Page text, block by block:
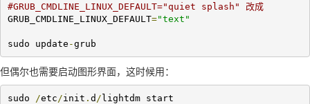
#GRUB_CMDLINE_LINUX_DEFAULT="quiet splash" 改成
GRUB_CMDLINE_LINUX_DEFAULT="text"
sudo update -grub
但偶尔也需要启动图形界面，这时候用：
sudo /etc /init . d /lightdm start